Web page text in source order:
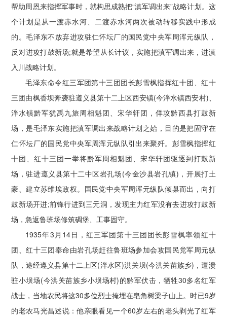
帮助周恩来指挥军事时，就构思成熟把“滇军调出来”战略计划。这
个计划是从一渡赤水河、二渡赤水河两次被动转移实践中形成
的。毛泽东不放弃进攻驻仁怀坛厂的国民党中央军周浑元纵队，
反对进攻打鼓新场;就是希望从长计议，实施把滇军调出来，进滇
入川战略计划。
毛泽东命令红三军团第十三团团长彭雪枫指挥红十团、红十
三团由枫香坝奔袭驻遵义县第十二上区西安镇(今泮水镇西安村)、
泮水镇黔军犹禹九旅周相魁团、宋华轩团，佯攻黔西县打鼓新
场，是毛泽东实施把滇军调出来战略计划之始，目的是把固守在
仁怀坛厂的国民党中央军周浑元纵队引出来聚歼。彭雪枫指挥红
十团、红十三团一举将黔军周相魁团、宋华轩团驱逐到打鼓新
场，驻进遵义县第十二中区岩孔场(今金沙县岩孔镇)，开展打土
豪、建立苏维埃政权。国民党中央军周浑元纵队倾巢而出，向打
鼓新场开进;前锋行进到三元洞，发现主力红军没有去进攻打鼓新
场，急返鲁班场修筑碉堡、工事固守。
1935年3月14日，红三军团第十三团团长彭雪枫率领红十
团、红十三团奉命由岩孔场赶往鲁班场参加会攻国民党军周元纵
队，途经遵义县第十二上区(泮水区)洪关坝(今洪关苗族乡)，遭溃
驻小坝场(今洪关苗族乡小坝场村)的黔军伏击，牺牲30多名红军
战士，当地农民将这30多位烈士掩埋在皂角树梁子山上。时已9岁
的老农马光昌述说：他亲眼看见一个60岁左右的老头剥光了红军